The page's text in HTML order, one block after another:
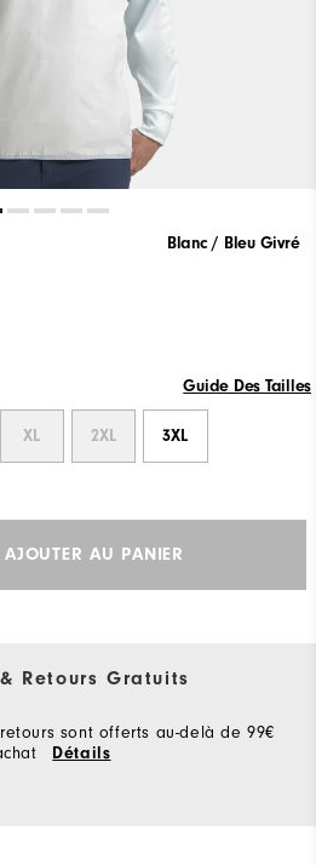
Blanc / Bleu Givré
Guide Des Tailles
XL 2XL 3XL
AJOUTER AU PANIER
Retours Gratuits
sont offerts au-delà de 99€
Détails